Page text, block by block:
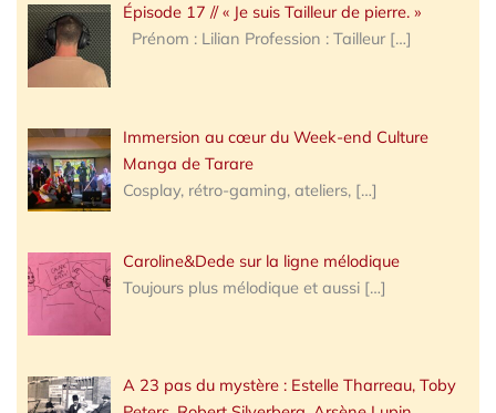
Épisode 17 // « Je suis Tailleur de pierre. »
Prénom : Lilian Profession : Tailleur […]
Immersion au cœur du Week-end Culture
Manga de Tarare
Cosplay, rétro-gaming, ateliers, […]
Caroline&Dede sur la ligne mélodique
Toujours plus mélodique et aussi […]
A 23 pas du mystère : Estelle Tharreau, Toby